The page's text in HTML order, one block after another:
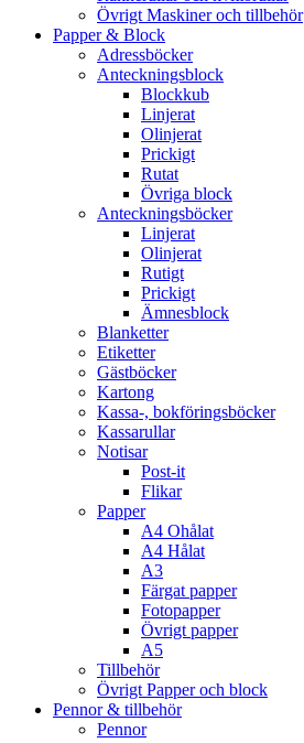
Övrigt Maskiner och tillbehör
Papper & Block
Adressböcker
Anteckningsblock
Blockkub
Linjerat
Olinjerat
Prickigt
Rutat
Övriga block
Anteckningsböcker
Linjerat
Olinjerat
Rutigt
Prickigt
Ämnesblock
Blanketter
Etiketter
Gästböcker
Kartong
Kassa-, bokföringsböcker
Kassarullar
Notisar
Post-it
Flikar
Papper
A4 Ohålat
A4 Hålat
A3
Färgat papper
Fotopapper
Övrigt papper
A5
Tillbehör
Övrigt Papper och block
Pennor & tillbehör
Pennor